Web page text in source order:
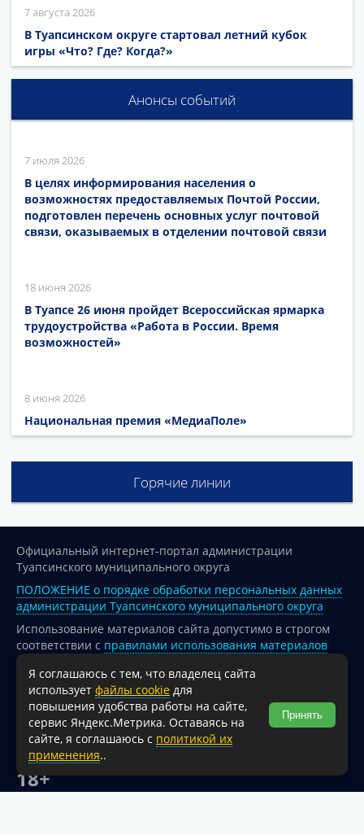
7 августа 2026
В Туапсинском округе стартовал летний кубок
игры «Что? Где? Когда?»
Анонсы событий
7 июля 2026
В целях информирования населения о
возможностях предоставляемых Почтой России,
подготовлен перечень основных услуг почтовой
связи, оказываемых в отделении почтовой связи
18 июня 2026
В Туапсе 26 июня пройдет Всероссийская ярмарка
трудоустройства «Работа в России. Время
возможностей»
8 июня 2026
Национальная премия «МедиаПоле»
Горячие линии
Официальный интернет-портал администрации
Туапсинского муниципального округа
ПОЛОЖЕНИЕ о порядке обработки персональных данных
администрации Туапсинского муниципального округа
Использование материалов сайта допустимо в строгом
соответствии с правилами использования материалов
опубликованных на сайте
При перепечатке и использовании информации ссылка
на источник обязательна.
Для сайтов и страниц сети Интернет обязательна
активная гиперссылка на официальный интернет-портал
администрации Туапсинского муниципального округа.
18+
Я соглашаюсь с тем, что владелец сайта
использует файлы cookie для
повышения удобства работы на сайте,
сервис Яндекс.Метрика. Оставаясь на
сайте, я соглашаюсь с политикой их
применения..
Принять